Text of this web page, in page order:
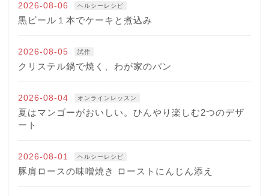
2026-08-06 ヘルシーレシピ
黒ビール１本でケーキと煮込み
2026-08-05 試作
クリステル鍋で焼く、わが家のパン
2026-08-04 オンラインレッスン
夏はマンゴーがおいしい。ひんやり楽しむ2つのデザ
ート
2026-08-01 ヘルシーレシピ
豚肩ロースの味噌焼き ローストにんじん添え